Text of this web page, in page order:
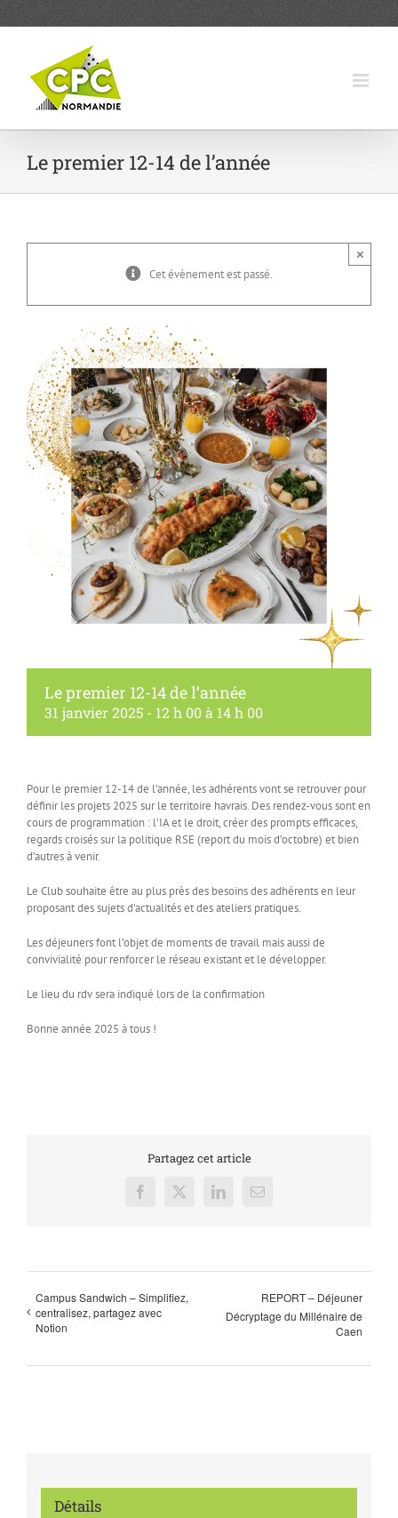
Le premier 12-14 de l’année
Cet évènement est passé.
×
Le premier 12-14 de l’année
31 janvier 2025 - 12 h 00à 14 h 00
Pour le premier 12-14 de l’année, les adhérents vont se retrouver pour
définir les projets 2025 sur le territoire havrais. Des rendez-vous sont en
cours de programmation : l’IA et le droit, créer des prompts efficaces,
regards croisés sur la politique RSE (report du mois d’octobre) et bien
d’autres à venir.
Le Club souhaite être au plus près des besoins des adhérents en leur
proposant des sujets d’actualités et des ateliers pratiques.
Les déjeuners font l’objet de moments de travail mais aussi de
convivialité pour renforcer le réseau existant et le développer.
Le lieu du rdv sera indiqué lors de la confirmation
Bonne année 2025 à tous !
Partagez cet article
Facebook
X LinkedInEmail
Campus Sandwich – Simplifiez,
centralisez, partagez avec
Notion
REPORT – Déjeuner
Décryptage du Millénaire de
Caen
Détails